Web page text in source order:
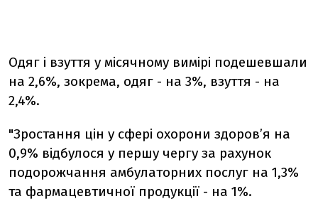
Одяг і взуття у місячному вимірі подешевшали
на 2,6%, зокрема, одяг - на 3%, взуття - на
2,4%.
"Зростання цін у сфері охорони здоров’я на
0,9% відбулося у першу чергу за рахунок
подорожчання амбулаторних послуг на 1,3%
та фармацевтичної продукції - на 1%.